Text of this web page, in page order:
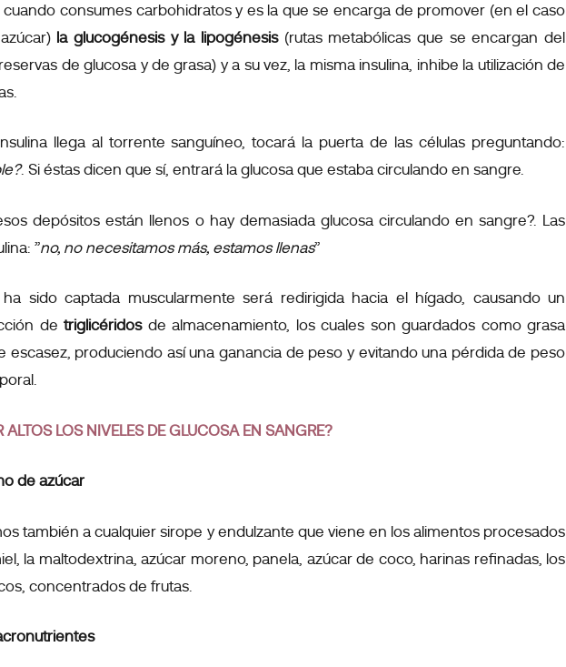
cuando consumes carbohidratos y es la que se encarga de promover (en el caso
la glucogénesis y la lipogénesis (rutas metabólicas que se encargan del
de glucosa y de grasa) y a su vez, la misma insulina, inhibe la utilización de
llega al torrente sanguíneo, tocará la puerta de las células preguntando:
. Si éstas dicen que sí, entrará la glucosa que estaba circulando en sangre.
depósitos están llenos o hay demasiada glucosa circulando en sangre?. Las
”no, no necesitamos más, estamos llenas”
sido captada muscularmente será redirigida hacia el hígado, causando un
detriglicéridos de almacenamiento, los cuales son guardados como grasa
escasez, produciendo así una ganancia de peso y evitando una pérdida de peso
LOS NIVELES DE GLUCOSA EN SANGRE?
de azúcar
también a cualquier sirope y endulzante que viene en los alimentos procesados
la maltodextrina, azúcar moreno, panela, azúcar de coco, harinas refinadas, los
concentrados de frutas.